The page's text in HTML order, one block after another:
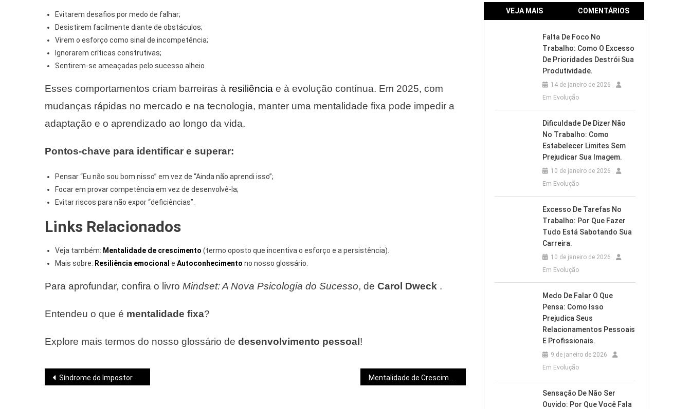
Evitarem desafios por medo de falhar;
Desistirem facilmente diante de obstáculos;
Virem o esforço como sinal de incompetência;
Ignorarem críticas construtivas;
Sentirem-se ameaçadas pelo sucesso alheio.
Esses comportamentos criam barreiras à resiliência e à evolução contínua. Em 2025, com
mudanças rápidas no mercado e na tecnologia, manter uma mentalidade fixa pode impedir a
adaptação e o aprendizado ao longo da vida.
Pontos-chave para identificar e superar:
Pensar “Eu não sou bom nisso” em vez de “Ainda não aprendi isso”;
Focar em provar competência em vez de desenvolvê-la;
Evitar riscos para não expor “deficiências”.
Links Relacionados
Veja também: Mentalidade de crescimento (termo oposto que incentiva o esforço e a persistência).
Mais sobre: Resiliência emocional e Autoconhecimento no nosso glossário.
Para aprofundar, confira o livro Mindset: A Nova Psicologia do Sucesso, de Carol Dweck .
Entendeu o que é mentalidade fixa?
Explore mais termos do nosso glossário de desenvolvimento pessoal !
Navegação
Síndrome do Impostor
VEJA MAIS COMENTÁRIOS
Falta De Foco No
Trabalho: Como O Excesso
De Prioridades Destrói Sua
Produtividade.
14 de janeiro de 2026
Em Evolução
Dificuldade De Dizer Não
No Trabalho: Como
Estabelecer Limites Sem
Prejudicar Sua Imagem.
10 de janeiro de 2026
Em Evolução
Excesso De Tarefas No
Trabalho: Por Que Fazer
Tudo Está Sabotando Sua
Carreira.
10 de janeiro de 2026
Em Evolução
Medo De Falar O Que
Pensa: Como Isso
Prejudica Seus
Relacionamentos Pessoais
E Profissionais.
9 de janeiro de 2026
Em Evolução
Sensação De Não Ser
Ouvido: Por Que Você Fala